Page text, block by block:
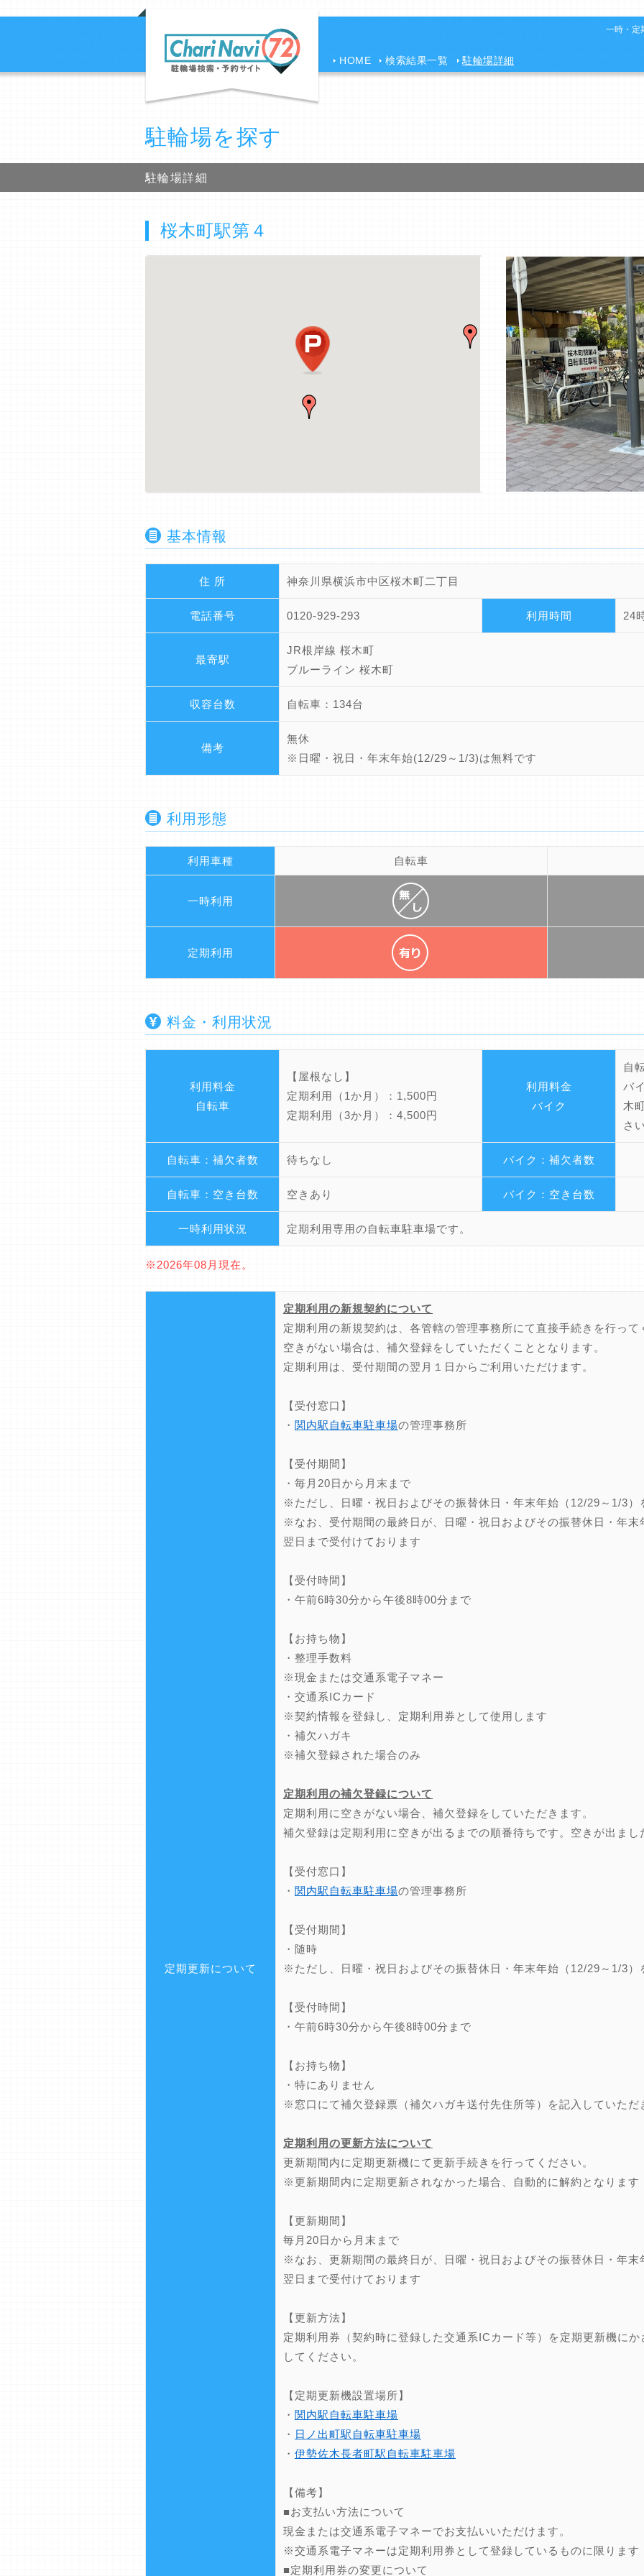
一時・定
HOME 検索結果一覧 駐輪場詳細
駐輪場を探す
駐輪場詳細
桜木町駅第４
基本情報
住 所 神奈川県横浜市中区桜木町二丁目
電話番号 0120-929-293 利用時間 24
最寄駅
JR根岸線 桜木町
ブルーライン 桜木町
収容台数 自転車：134台
備考
無休
※日曜・祝日・年末年始(12/29～1/3)は無料です
利用形態
利用車種 自転車
一時利用
定期利用
料金・利用状況
利用料金
自転車
【屋根なし】
定期利用（1か月）：1,500円
定期利用（3か月）：4,500円
利用料金
バイク
自
バ
木
さ
自転車：補欠者数 待ちなし バイク：補欠者数
自転車：空き台数 空きあり バイク：空き台数
一時利用状況 定期利用専用の自転車駐車場です。
※2026年08月現在。
定期更新について
定期利用の新規契約について
定期利用の新規契約は、各管轄の管理事務所にて直接手続きを行って
空きがない場合は、補欠登録をしていただくこととなります。
定期利用は、受付期間の翌月１日からご利用いただけます。
【受付窓口】
・ 関内駅自転車駐車場の管理事務所
【受付期間】
・毎月20日から月末まで
※ただし、日曜・祝日およびその振替休日・年末年始（12/29～1/3）
※なお、受付期間の最終日が、日曜・祝日およびその振替休日・年
翌日まで受付けております
【受付時間】
・午前6時30分から午後8時00分まで
【お持ち物】
・整理手数料
※現金または交通系電子マネー
・交通系ICカード
※契約情報を登録し、定期利用券として使用します
・補欠ハガキ
※補欠登録された場合のみ
定期利用の補欠登録について
定期利用に空きがない場合、補欠登録をしていただきます。
補欠登録は定期利用に空きが出るまでの順番待ちです。空きが出ま
【受付窓口】
・ 関内駅自転車駐車場の管理事務所
【受付期間】
・随時
※ただし、日曜・祝日およびその振替休日・年末年始（12/29～1/3）
【受付時間】
・午前6時30分から午後8時00分まで
【お持ち物】
・特にありません
※窓口にて補欠登録票（補欠ハガキ送付先住所等）を記入していただ
定期利用の更新方法について
更新期間内に定期更新機にて更新手続きを行ってください。
※更新期間内に定期更新されなかった場合、自動的に解約となります
【更新期間】
毎月20日から月末まで
※なお、更新期間の最終日が、日曜・祝日およびその振替休日・年
翌日まで受付けております
【更新方法】
定期利用券（契約時に登録した交通系ICカード等）を定期更新機に
してください。
【定期更新機設置場所】
・ 関内駅自転車駐車場
・ 日ノ出町駅自転車駐車場
・ 伊勢佐木長者町駅自転車駐車場
【備考】
■お支払い方法について
現金または交通系電子マネーでお支払いいただけます。
※交通系電子マネーは定期利用券として登録しているものに限ります
■定期利用券の変更について